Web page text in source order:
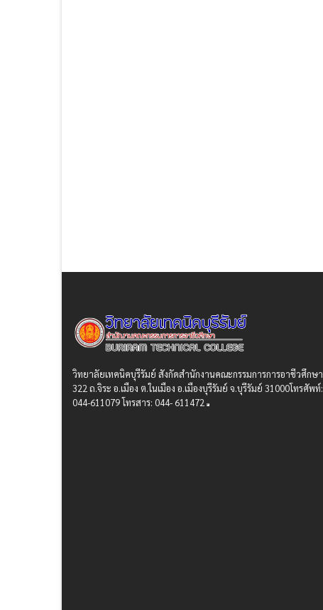
วิทยาลัยเทคนิคบุรีรัมย์ สังกัดสํานักงานคณะกรรมการการอาชีวศึกษา
322 ถ.จิระ อ.เมือง ต.ในเมือง อ.เมืองบุรีรัมย์ จ.บุรีรัมย์ 31000โทรศัพท์:
044-611079 โทรสาร: 044- 611472